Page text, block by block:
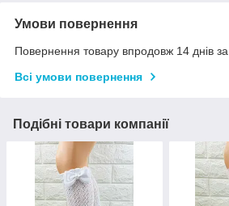
Умови повернення
Повернення товару впродовж 14 днів
Всі умови повернення
Подібні товари компанії